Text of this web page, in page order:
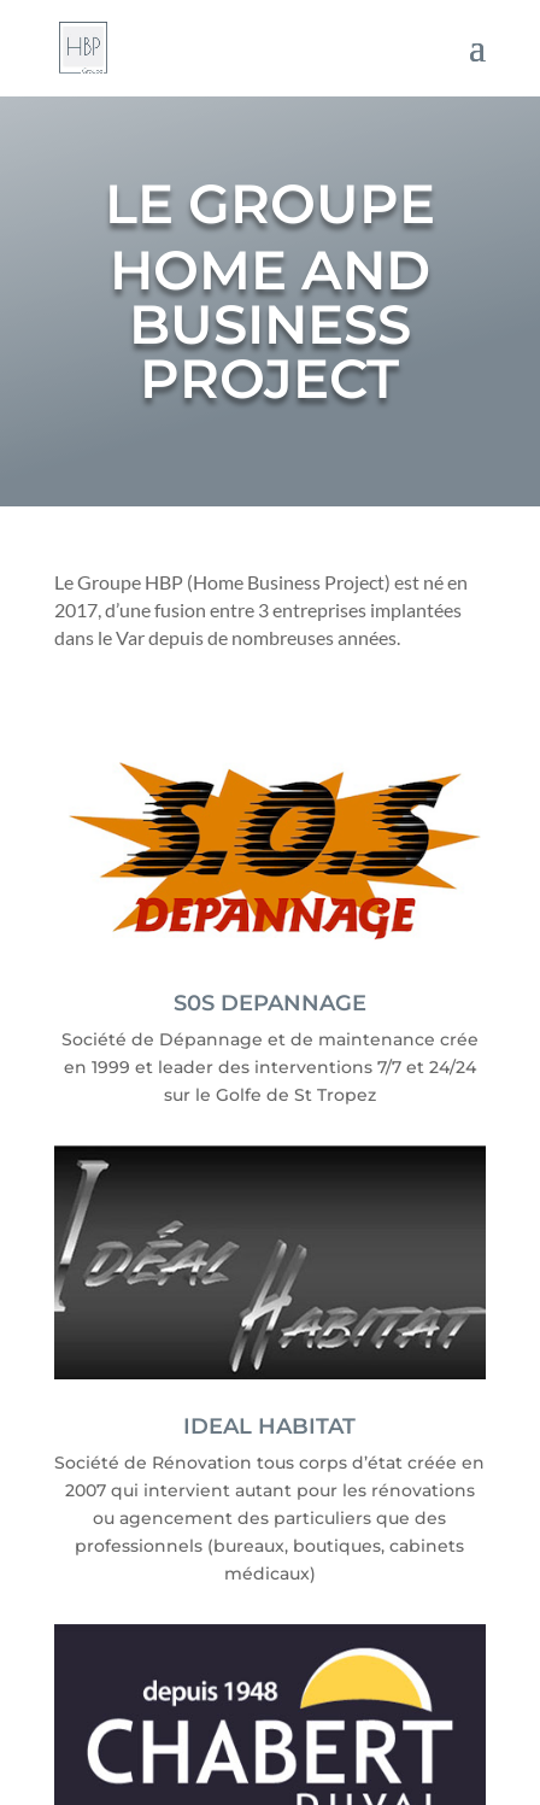
LE GROUPE
HOME AND
BUSINESS
PROJECT
Le Groupe HBP (Home Business Project) est né en
2017, d’une fusion entre 3 entreprises implantées
dans le Var depuis de nombreuses années.
S0S DEPANNAGE
Société de Dépannage et de maintenance crée
en 1999 et leader des interventions 7/7 et 24/24
sur le Golfe de St Tropez
IDEAL HABITAT
Société de Rénovation tous corps d’état créée en
2007 qui intervient autant pour les rénovations
ou agencement des particuliers que des
professionnels (bureaux, boutiques, cabinets
médicaux)